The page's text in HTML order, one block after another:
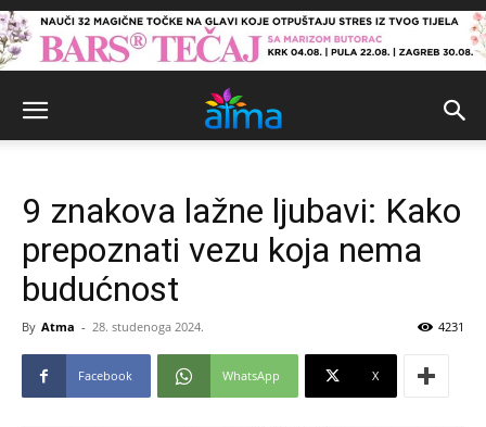
9 znakova lažne ljubavi: Kako
prepoznati vezu koja nema
budućnost
By Atma - 28. studenoga 2024. 4231
Facebook WhatsApp X